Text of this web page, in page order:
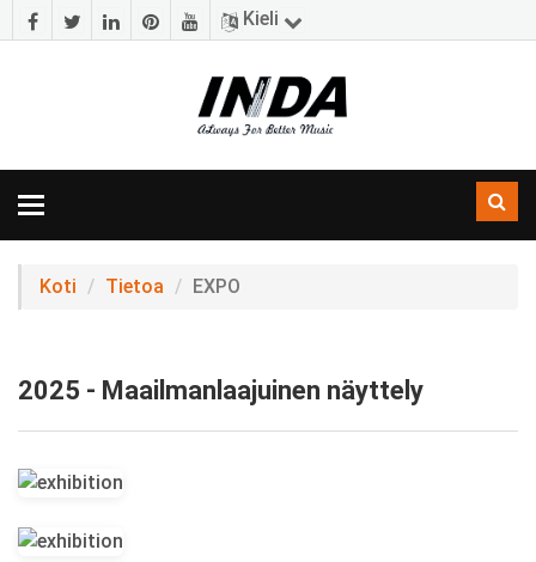
Kieli
Navigoinnin
Koti Tietoa EXPO
2025 - Maailmanlaajuinen näyttely